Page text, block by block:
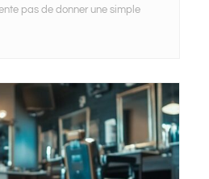
pas de donner une simple